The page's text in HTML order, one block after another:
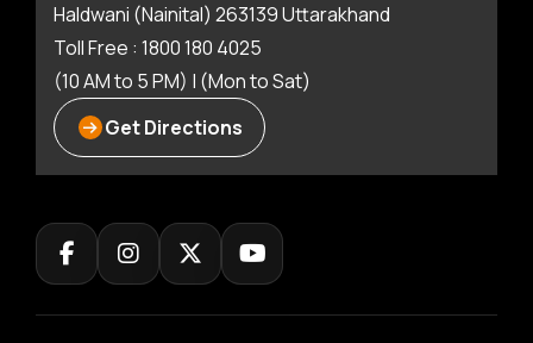
Haldwani (Nainital) 263139 Uttarakhand
Toll Free : 1800 180 4025
(10 AM to 5 PM) | (Mon to Sat)
Get Directions